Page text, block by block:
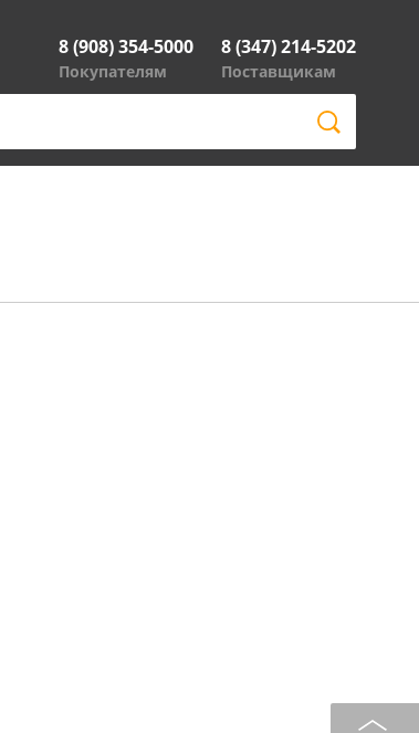
8 (908) 354-5000
Покупателям
8 (347) 214-5202
Поставщикам